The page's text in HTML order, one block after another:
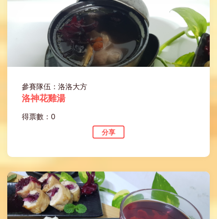
參賽隊伍：洛洛大方
洛神花雞湯
得票數：0
分享